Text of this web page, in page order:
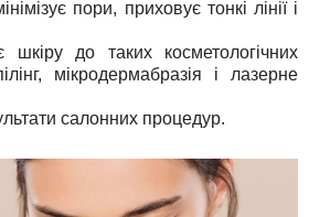
пори, приховує тонкі лінії і
шкіру до таких косметологічних
мікродермабразія і лазерне
салонних процедур.